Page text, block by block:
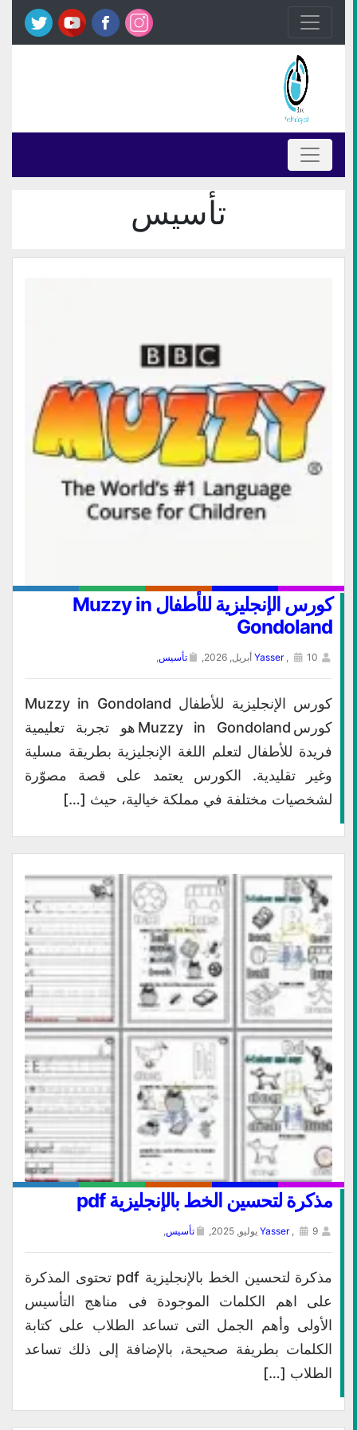
تأسيس
كورس الإنجليزية للأطفال Muzzy in
Gondoland
Yasser, 10 أبريل, 2026, تأسيس,
كورس الإنجليزية للأطفال Muzzy in Gondoland
كورس Muzzy in Gondoland هو تجربة تعليمية
فريدة للأطفال لتعلم اللغة الإنجليزية بطريقة مسلية
وغير تقليدية. الكورس يعتمد على قصة مصوّرة
لشخصيات مختلفة في مملكة خيالية، حيث […]
مذكرة لتحسين الخط بالإنجليزية pdf
Yasser, 9 يوليو, 2025, تأسيس,
مذكرة لتحسين الخط بالإنجليزية pdf تحتوى المذكرة
على اهم الكلمات الموجودة فى مناهج التأسيس
الأولى وأهم الجمل التى تساعد الطلاب على كتابة
الكلمات بطريفة صحيحة، بالإضافة إلى ذلك تساعد
الطلاب […]